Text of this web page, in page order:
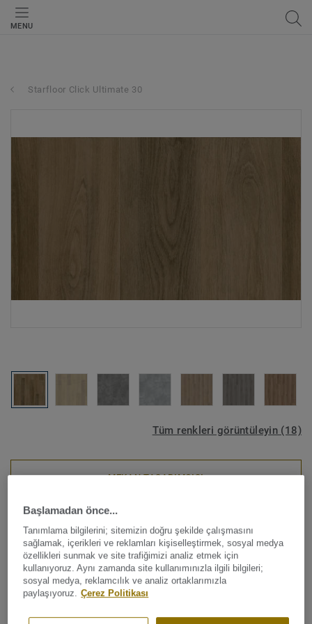
MENU
Starfloor Click Ultimate 30
Tüm renkleri görüntüleyin (18)
MEKAN TASARIMCISI
Starfloor Click Ultimate 30 -
Liguria Oak NUTMEG
Yeni sert LVT zemin koleksiyonumuz Starfloor Click
Başlamadan önce...
Tanımlama bilgilerini; sitemizin doğru şekilde çalışmasını
sağlamak, içerikleri ve reklamları kişiselleştirmek, sosyal medya
özellikleri sunmak ve site trafiğimizi analiz etmek için
kullanıyoruz. Aynı zamanda site kullanımınızla ilgili bilgileri;
sosyal medya, reklamcılık ve analiz ortaklarımızla
paylaşıyoruz. Çerez Politikası